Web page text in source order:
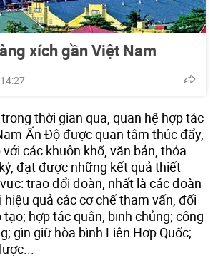
xích gần Việt Nam
thời gian qua, quan hệ hợp tác
Ấn Độ được quan tâm thúc đẩy,
các khuôn khổ, văn bản, thỏa
đạt được những kết quả thiết
trao đổi đoàn, nhất là các đoàn
quả các cơ chế tham vấn, đối
hợp tác quân, binh chủng; công
gìn giữ hòa bình Liên Hợp Quốc;